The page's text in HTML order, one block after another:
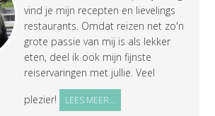
vind je mijn recepten en lievelings
restaurants. Omdat reizen net zo'n
grote passie van mij is als lekker
eten, deel ik ook mijn fijnste
reiservaringen met jullie. Veel
plezier!
LEES MEER...